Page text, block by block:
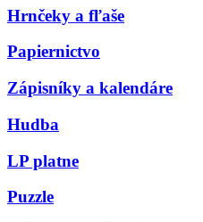
Hrnčeky a fľaše
Papiernictvo
Zápisníky a kalendáre
Hudba
LP platne
Puzzle